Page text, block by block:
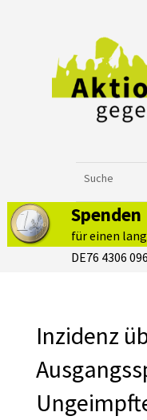
Spenden
für einen
DE76 4306
Inzidenz